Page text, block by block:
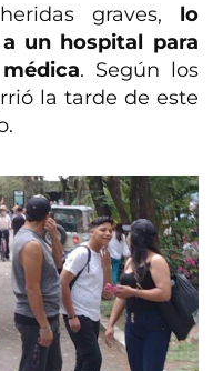
graves, lo
un hospital para
. Según los
la tarde de este